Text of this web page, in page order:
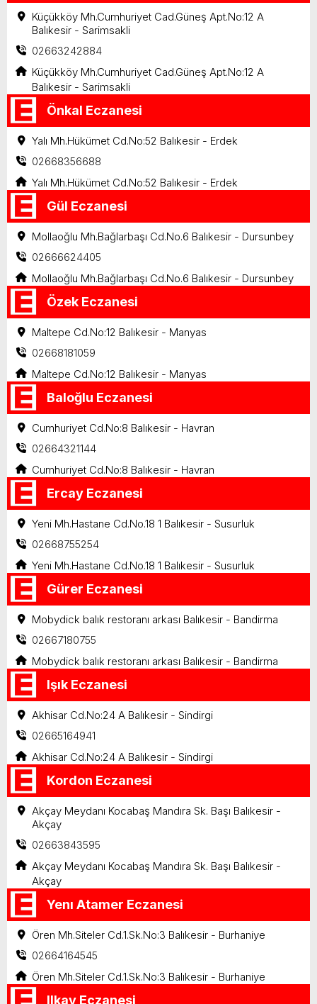
Küçükköy Mh.Cumhuriyet Cad.Güneş Apt.No:12 A
Balıkesir - Sarimsakli
02663242884
Küçükköy Mh.Cumhuriyet Cad.Güneş Apt.No:12 A
Balıkesir - Sarimsakli
Önkal Eczanesi
Yalı Mh.Hükümet Cd.No:52 Balıkesir - Erdek
02668356688
Yalı Mh.Hükümet Cd.No:52 Balıkesir - Erdek
Gül Eczanesi
Mollaoğlu Mh.Bağlarbaşı Cd.No.6 Balıkesir - Dursunbey
02666624405
Mollaoğlu Mh.Bağlarbaşı Cd.No.6 Balıkesir - Dursunbey
Özek Eczanesi
Maltepe Cd.No:12 Balıkesir - Manyas
02668181059
Maltepe Cd.No:12 Balıkesir - Manyas
Baloğlu Eczanesi
Cumhuriyet Cd.No:8 Balıkesir - Havran
02664321144
Cumhuriyet Cd.No:8 Balıkesir - Havran
Ercay Eczanesi
Yeni Mh.Hastane Cd.No.18 1 Balıkesir - Susurluk
02668755254
Yeni Mh.Hastane Cd.No.18 1 Balıkesir - Susurluk
Gürer Eczanesi
Mobydick balık restoranı arkası Balıkesir - Bandirma
02667180755
Mobydick balık restoranı arkası Balıkesir - Bandirma
Işık Eczanesi
Akhisar Cd.No:24 A Balıkesir - Sindirgi
02665164941
Akhisar Cd.No:24 A Balıkesir - Sindirgi
Kordon Eczanesi
Akçay Meydanı Kocabaş Mandıra Sk. Başı Balıkesir -
Akçay
02663843595
Akçay Meydanı Kocabaş Mandıra Sk. Başı Balıkesir -
Akçay
Yenı Atamer Eczanesi
Ören Mh.Siteler Cd.1.Sk.No:3 Balıkesir - Burhaniye
02664164545
Ören Mh.Siteler Cd.1.Sk.No:3 Balıkesir - Burhaniye
Ilkay Eczanesi